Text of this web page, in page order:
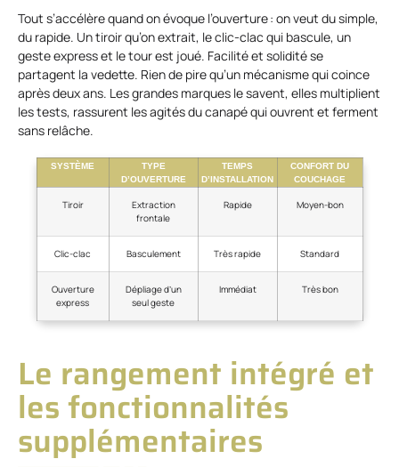
Tout s’accélère quand on évoque l’ouverture : on veut du simple,
du rapide. Un tiroir qu’on extrait, le clic-clac qui bascule, un
geste express et le tour est joué. Facilité et solidité se
partagent la vedette. Rien de pire qu’un mécanisme qui coince
après deux ans. Les grandes marques le savent, elles multiplient
les tests, rassurent les agités du canapé qui ouvrent et ferment
sans relâche.
SYSTÈME
TYPE
D’OUVERTURE
TEMPS
D’INSTALLATION
CONFORT DU
COUCHAGE
Tiroir
Extraction
frontale
Rapide Moyen-bon
Clic-clac Basculement Très rapide Standard
Ouverture
express
Dépliage d’un
seul geste
Immédiat Très bon
Le rangement intégré et
les fonctionnalités
supplémentaires